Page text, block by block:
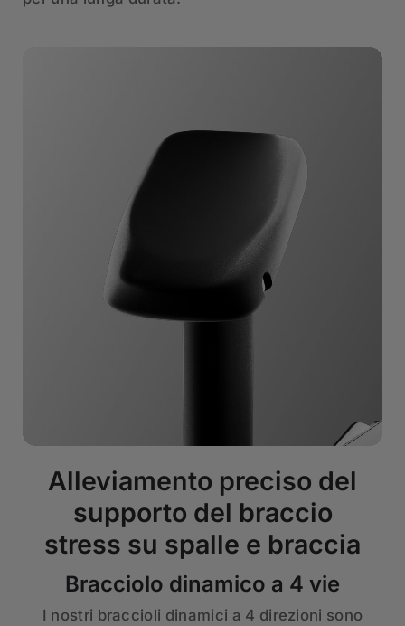
Alleviamento preciso del
supporto del braccio
stress su spalle e braccia
Bracciolo dinamico a 4 vie
I nostri braccioli dinamici a 4 direzioni sono